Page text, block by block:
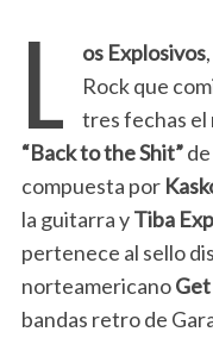
L os Explosivos
Rock que
tres fechas el
“Back to the Shit”de
compuesta por
la guitarra yTiba
pertenece al sello
norteamericanoGet
bandas retro de